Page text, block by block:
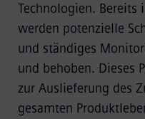
Technologien.
werden potenzielle
und ständiges
und behoben. Dieses
zur Auslieferung des
gesamten